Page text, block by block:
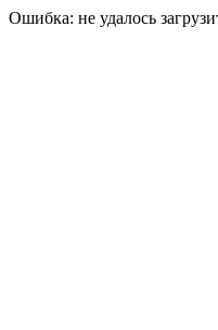
Ошибка: не удалось